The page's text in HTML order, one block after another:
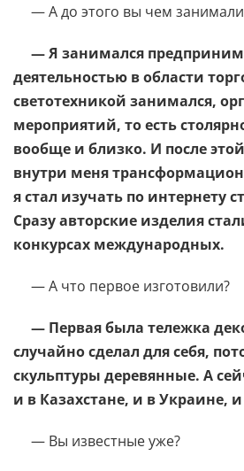
— А до этого вы чем
— Я занимался
деятельностью в области
светотехникой занимался,
мероприятий, то есть
вообще и близко. И после
внутри меня
я стал изучать по интернету
Сразу авторские изделия
конкурсах международных.
— А что первое изготовили?
— Первая была тележка
случайно сделал для себя,
скульптуры деревянные. А
и в Казахстане, и в Украине,
— Вы известные уже?